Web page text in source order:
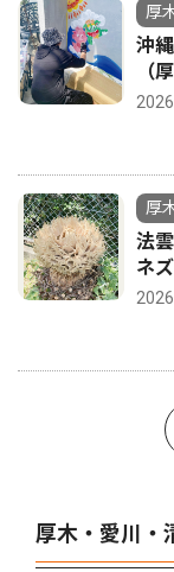
厚
沖
（
厚
法
ネ
厚木・愛川・